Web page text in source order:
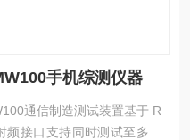
手机综测仪器
通信制造测试装置基于 R
接口支持同时测试至多八